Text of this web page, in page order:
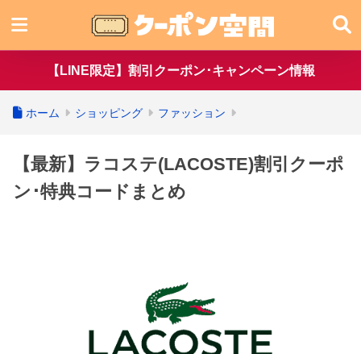
【LINE限定】割引クーポン･キャンペーン情報
ホーム ショッピング ファッション
【最新】ラコステ(LACOSTE)割引クーポ
ン･特典コードまとめ